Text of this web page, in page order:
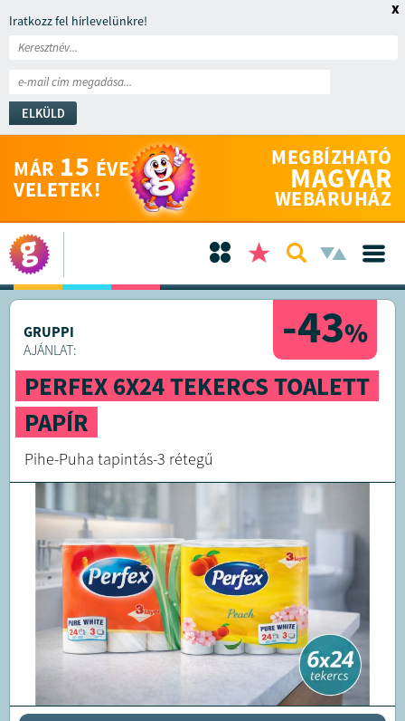
Iratkozz fel hírlevelünkre!
ELKÜLD
x
MÁR 15 ÉVE
VELETEK!
MEGBÍZHATÓ
MAGYAR
WEBÁRUHÁZ
-43%
GRUPPI
AJÁNLAT:
PERFEX 6X24 TEKERCS TOALETT
PAPÍR
Pihe-Puha tapintás-3 rétegű